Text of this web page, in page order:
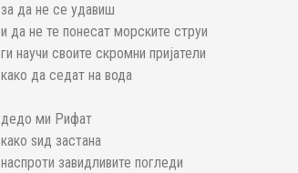
за да не се удавиш
и да не те понесат морските струи
ги научи своите скромни пријатели
како да седат на вода
дедо ми Рифат
како ѕид застана
наспроти завидливите погледи